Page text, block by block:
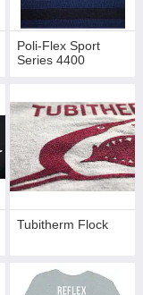
4036, 4600,
Poli-Flex Sport
Series 4400
Tubitherm Flock